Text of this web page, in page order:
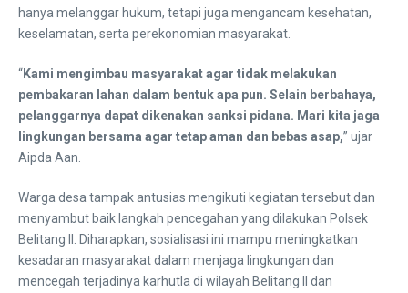
hanya melanggar hukum, tetapi juga mengancam kesehatan,
keselamatan, serta perekonomian masyarakat.
“Kami mengimbau masyarakat agar tidak melakukan
pembakaran lahan dalam bentuk apa pun. Selain berbahaya,
pelanggarnya dapat dikenakan sanksi pidana. Mari kita jaga
lingkungan bersama agar tetap aman dan bebas asap,” ujar
Aipda Aan.
Warga desa tampak antusias mengikuti kegiatan tersebut dan
menyambut baik langkah pencegahan yang dilakukan Polsek
Belitang II. Diharapkan, sosialisasi ini mampu meningkatkan
kesadaran masyarakat dalam menjaga lingkungan dan
mencegah terjadinya karhutla di wilayah Belitang II dan